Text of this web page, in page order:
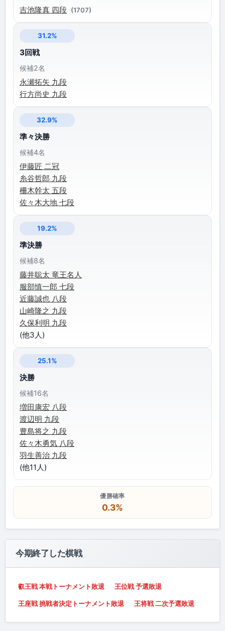
吉池隆真 四段 (1707)
31.2%
3回戦
候補2名
永瀬拓矢 九段
行方尚史 九段
32.9%
準々決勝
候補4名
伊藤匠 二冠
糸谷哲郎 九段
柵木幹太 五段
佐々木大地 七段
19.2%
準決勝
候補8名
藤井聡太 竜王名人
服部慎一郎 七段
近藤誠也 八段
山崎隆之 九段
久保利明 九段
(他3人)
25.1%
決勝
候補16名
増田康宏 八段
渡辺明 九段
豊島将之 九段
佐々木勇気 八段
羽生善治 九段
(他11人)
優勝確率
0.3%
今期終了した棋戦
叡王戦 本戦トーナメント敗退 王位戦 予選敗退
王座戦 挑戦者決定トーナメント敗退 王将戦 二次予選敗退